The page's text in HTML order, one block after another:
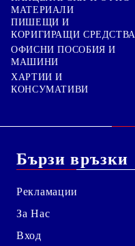
МАТЕРИАЛИ
ПИШЕЩИ И
КОРИГИРАЩИ СРЕДСТВА
ОФИСНИ ПОСОБИЯ И
МАШИНИ
ХАРТИИ И
КОНСУМАТИВИ
Бързи връзки
Рекламации
За Нас
Вход